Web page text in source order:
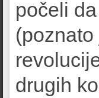
počeli
drugih